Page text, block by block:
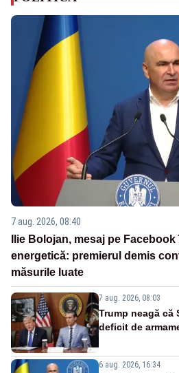
7 aug. 2026, 08:40
Ilie Bolojan, mesaj pe
energetică: premierul demis
măsurile luate
7 aug. 2026, 08:03
Trump neagă că
deficit de
6 aug. 2026, 16:34